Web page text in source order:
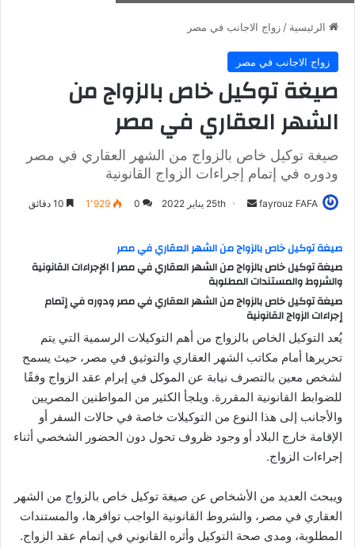
الرئيسية / زواج الاجانب في مصر
زواج الاجانب في مصر
صيغة توكيل خاص بالزواج من
الشهر العقاري في مصر
صيغة توكيل خاص بالزواج من الشهر العقاري في مصر
ودوره في إتمام إجراءات الزواج القانونية
fayrouz FAFA
ب
ر
د
ن
ا
25th يناير 2022 0 1٬929
صيغة توكيل خاص بالزواج من الشهر العقاري في مصر
صيغة توكيل خاص بالزواج من الشهر العقاري في مصر | الإجراءات القانونية
والشروط والمستندات المطلوبة
صيغة توكيل خاص بالزواج من الشهر العقاري في مصر ودوره في إتمام
إجراءات الزواج القانونية
يُعد التوكيل الخاص بالزواج من أهم التوكيلات الرسمية التي يتم
تحريرها أمام مكاتب الشهر العقاري والتوثيق في مصر، حيث يسمح
لشخص معين بالتصرف نيابة عن الموكل في إبرام عقد الزواج وفقًا
للضوابط القانونية المقررة. ويلجأ الكثير من المواطنين المصريين
والأجانب إلى هذا النوع من التوكيلات خاصة في حالات السفر أو
الإقامة خارج البلاد أو وجود ظروف تحول دون الحضور الشخصي أثناء
إجراءات الزواج.
ويبحث العديد من الأشخاص عن صيغة توكيل خاص بالزواج من الشهر
العقاري في مصر، والشروط القانونية الواجب توافرها، والمستندات
المطلوبة، ومدى صحة التوكيل وأثره القانوني في إتمام عقد الزواج.